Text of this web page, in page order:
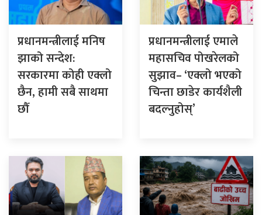
प्रधानमन्त्रीलाई मनिष
झाको सन्देश:
सरकारमा कोही एक्लो
छैन, हामी सबै साथमा
छौँ
प्रधानमन्त्रीलाई एमाले
महासचिव पोखरेलको
सुझाव– ‘एक्लो भएको
चिन्ता छाडेर कार्यशैली
बदल्नुहोस्’